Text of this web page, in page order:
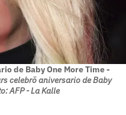
de Baby One More Time -
celebrö aniversario de Baby
AFP - La Kalle